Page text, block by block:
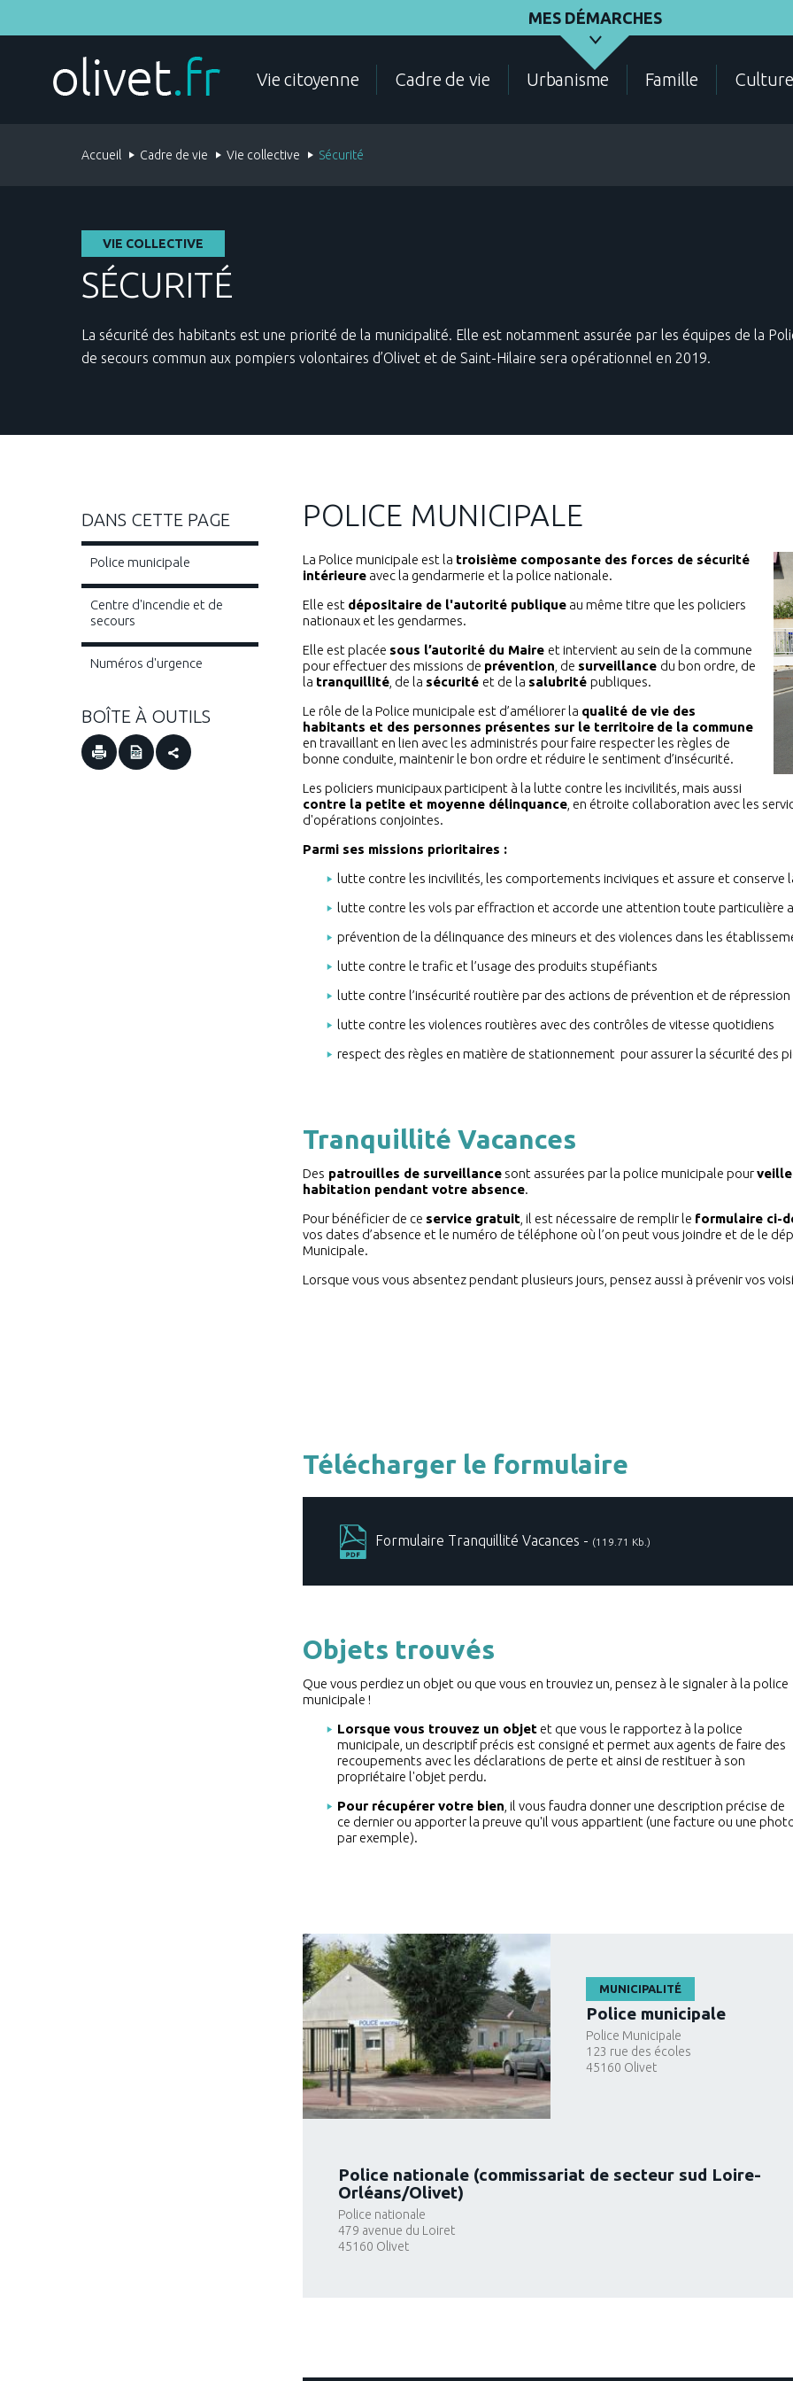
MES DÉMARCHES
MES DÉMARCHES
POLICE FAMILLE CADRE DE VIE CONTACT ANNUAIRE DES
Vie citoyenne Cadre de vie Urbanisme Famille Culture
Accueil Cadre de vie Vie collective Sécurité
VIE COLLECTIVE
SÉCURITÉ
La sécurité des habitants est une priorité de la municipalité. Elle est notamment assurée par les équipes de la
de secours commun aux pompiers volontaires d’Olivet et de Saint-Hilaire sera opérationnel en 2019.
DANS CETTE PAGE
Police municipale
Centre d'incendie et de
secours
Numéros d'urgence
BOÎTE À OUTILS
POLICE MUNICIPALE
La Police municipale est la troisième composante des forces de sécurité
intérieure avec la gendarmerie et la police nationale.
Elle est dépositaire de l'autorité publique au même titre que les policiers
nationaux et les gendarmes.
Elle est placée sous l’autorité du Maire et intervient au sein de la commune
pour effectuer des missions de prévention , de surveillance du bon ordre, de
la tranquillité , de la sécurité et de la salubrité publiques.
Le rôle de la Police municipale est d’améliorer la qualité de vie des
habitants et des personnes présentes sur le territoire de la commune
en travaillant en lien avec les administrés pour faire respecter les règles de
bonne conduite, maintenir le bon ordre et réduire le sentiment d’insécurité.
Les policiers municipaux participent à la lutte contre les incivilités, mais aussi
contre la petite et moyenne délinquance , en étroite collaboration avec les
d'opérations conjointes.
Parmi ses missions prioritaires :
lutte contre les incivilités, les comportements inciviques et assure et
lutte contre les vols par effraction et accorde une attention toute particulière
prévention de la délinquance des mineurs et des violences dans les
lutte contre le trafic et l’usage des produits stupéfiants
lutte contre l’insécurité routière par des actions de prévention et de
lutte contre les violences routières avec des contrôles de vitesse quotidiens
respect des règles en matière de stationnement pour assurer la sécurité des
Tranquillité Vacances
Des patrouilles de surveillance sont assurées par la police municipale pour
habitation pendant votre absence.
Pour bénéficier de ce service gratuit , il est nécessaire de remplir le formulaire ci-
vos dates d’absence et le numéro de téléphone où l’on peut vous joindre et de le
Municipale.
Lorsque vous vous absentez pendant plusieurs jours, pensez aussi à prévenir vos
Télécharger le formulaire
Formulaire Tranquillité Vacances - (119.71 Kb.)
Objets trouvés
Que vous perdiez un objet ou que vous en trouviez un, pensez à le signaler à la police
municipale !
Lorsque vous trouvez un objet et que vous le rapportez à la police
municipale, un descriptif précis est consigné et permet aux agents de faire des
recoupements avec les déclarations de perte et ainsi de restituer à son
propriétaire l'objet perdu.
Pour récupérer votre bien , il vous faudra donner une description précise de
ce dernier ou apporter la preuve qu'il vous appartient (une facture ou une
par exemple).
MUNICIPALITÉ
Police municipale
Police Municipale
123 rue des écoles
45160 Olivet
Police nationale (commissariat de secteur sud Loire-
Orléans/Olivet)
Police nationale
479 avenue du Loiret
45160 Olivet